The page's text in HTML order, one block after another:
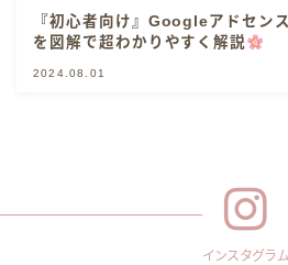
『初心者向け』Googleアドセン
を図解で超わかりやすく解説
2024.08.01
インスタグラム